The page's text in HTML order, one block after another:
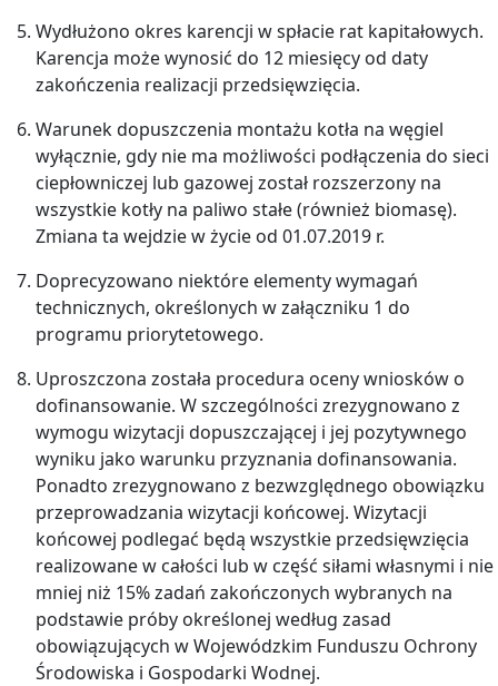
Wydłużono okres karencji w spłacie rat kapitałowych.
Karencja może wynosić do 12 miesięcy od daty
zakończenia realizacji przedsięwzięcia.
Warunek dopuszczenia montażu kotła na węgiel
wyłącznie, gdy nie ma możliwości podłączenia do sieci
ciepłowniczej lub gazowej został rozszerzony na
wszystkie kotły na paliwo stałe (również biomasę).
Zmiana ta wejdzie w życie od 01.07.2019 r.
Doprecyzowano niektóre elementy wymagań
technicznych, określonych w załączniku 1 do
programu priorytetowego.
Uproszczona została procedura oceny wniosków o
dofinansowanie. W szczególności zrezygnowano z
wymogu wizytacji dopuszczającej i jej pozytywnego
wyniku jako warunku przyznania dofinansowania.
Ponadto zrezygnowano z bezwzględnego obowiązku
przeprowadzania wizytacji końcowej. Wizytacji
końcowej podlegać będą wszystkie przedsięwzięcia
realizowane w całości lub w część siłami własnymi i nie
mniej niż 15% zadań zakończonych wybranych na
podstawie próby określonej według zasad
obowiązujących w Wojewódzkim Funduszu Ochrony
Środowiska i Gospodarki Wodnej.